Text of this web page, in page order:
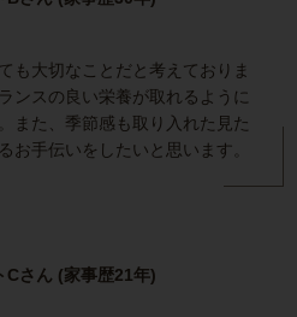
も大切なことだと考えておりま
ンスの良い栄養が取れるように
また、季節感も取り入れた見た
お手伝いをしたいと思います。
Cさん (家事歴21年)